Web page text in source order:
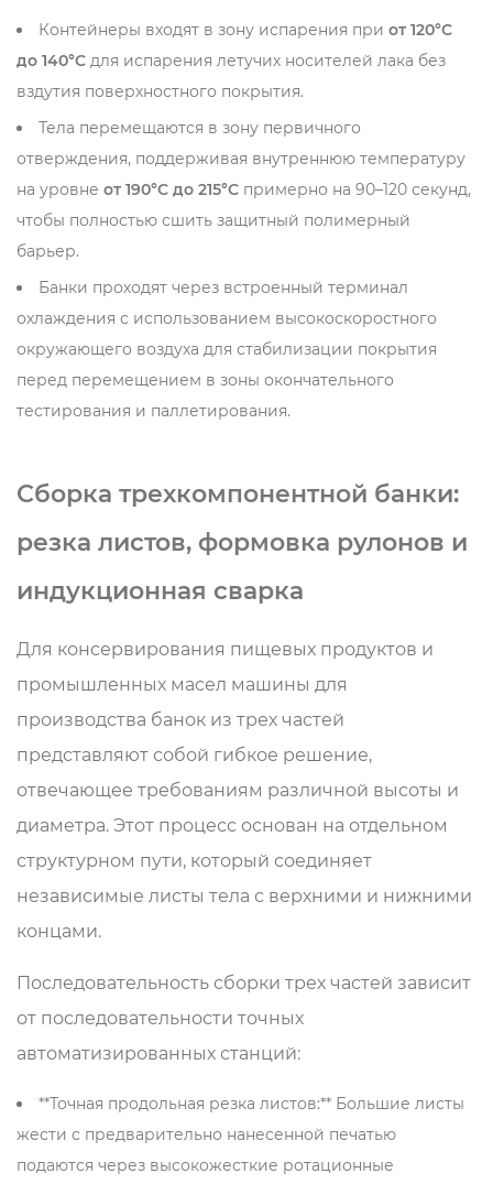
Контейнеры входят в зону испарения при от 120°С
до 140°С для испарения летучих носителей лака без
вздутия поверхностного покрытия.
Тела перемещаются в зону первичного
отверждения, поддерживая внутреннюю температуру
на уровне от 190°С до 215°С примерно на 90–120 секунд,
чтобы полностью сшить защитный полимерный
барьер.
Банки проходят через встроенный терминал
охлаждения с использованием высокоскоростного
окружающего воздуха для стабилизации покрытия
перед перемещением в зоны окончательного
тестирования и паллетирования.
Сборка трехкомпонентной банки:
резка листов, формовка рулонов и
индукционная сварка
Для консервирования пищевых продуктов и
промышленных масел машины для
производства банок из трех частей
представляют собой гибкое решение,
отвечающее требованиям различной высоты и
диаметра. Этот процесс основан на отдельном
структурном пути, который соединяет
независимые листы тела с верхними и нижними
концами.
Последовательность сборки трех частей зависит
от последовательности точных
автоматизированных станций:
**Точная продольная резка листов:** Большие листы
жести с предварительно нанесенной печатью
подаются через высокожесткие ротационные